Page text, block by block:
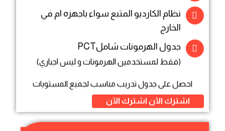
نظام الكارديو المتبع سواء باجهزه ام في
الخارج
جدول الهرمونات شاملPCT
(فقط لمستخدمين الهرمونات و ليس اجباري)
احصل على جدول تدريب مناسب لجميع المستويات
اشترك الآن اشترك الآن